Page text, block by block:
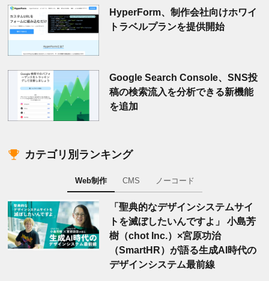
HyperForm、制作会社向けホワイ
トラベルプランを提供開始
Google Search Console、SNS投
稿の検索流入を分析できる新機能
を追加
カテゴリ別ランキング
Web制作 CMS ノーコード
「聖典的なデザインシステムサイ
トを滅ぼしたいんですよ」 小島芳
樹（chot Inc.）×宮原功治
（SmartHR）が語る生成AI時代の
デザインシステム最前線